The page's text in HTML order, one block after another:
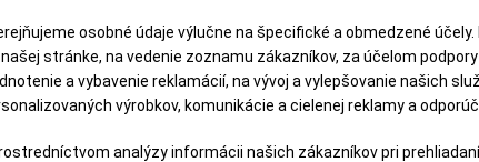
osobné údaje výlučne na špecifické a obmedzené
stránke, na vedenie zoznamu zákazníkov, za účelom
a vybavenie reklamácií, na vývoj a vylepšovanie našich
výrobkov, komunikácie a cielenej reklamy a
analýzy informácii našich zákazníkov pri